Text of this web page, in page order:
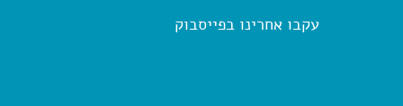
עקבו אחרינו בפייסבוק